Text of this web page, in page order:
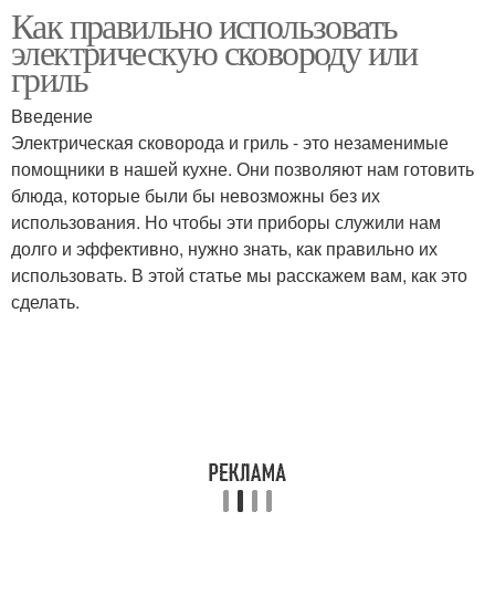
Как правильно использовать
электрическую сковороду или
гриль
Введение
Электрическая сковорода и гриль - это незаменимые
помощники в нашей кухне. Они позволяют нам готовить
блюда, которые были бы невозможны без их
использования. Но чтобы эти приборы служили нам
долго и эффективно, нужно знать, как правильно их
использовать. В этой статье мы расскажем вам, как это
сделать.